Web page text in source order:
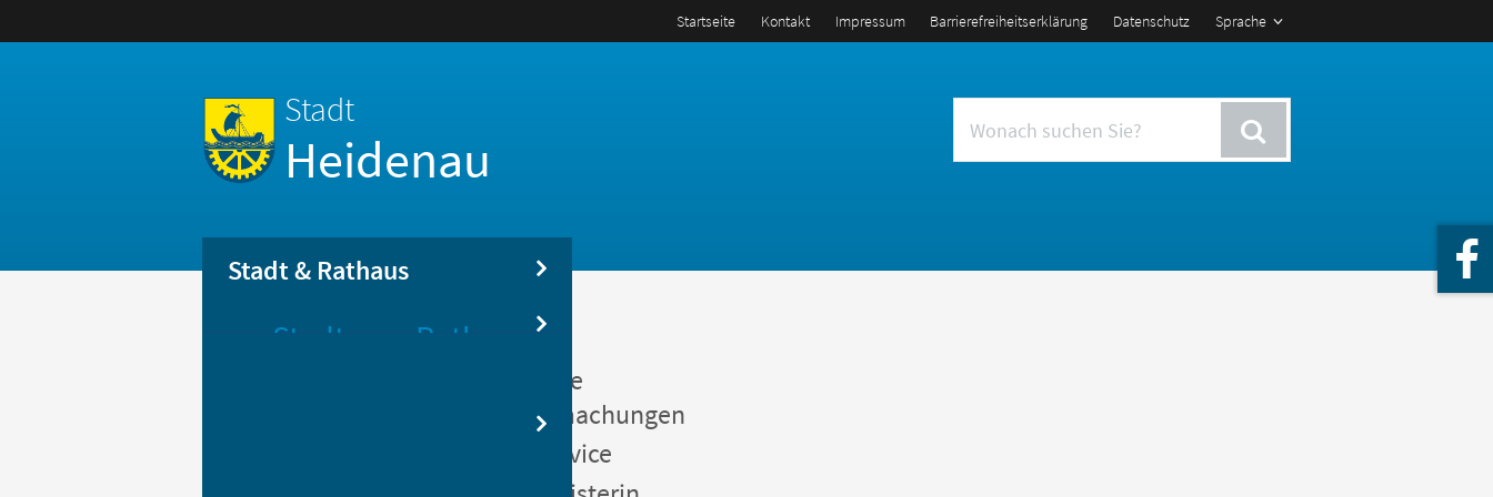
Sprache
Startseite Kontakt Impressum Barrierefreiheitserklärung Datenschutz
Stadt
Heidenau
Stadt & Rathaus
Stadt Rathaus
Öffentliche
Bekanntmachungen
Bürgerservice